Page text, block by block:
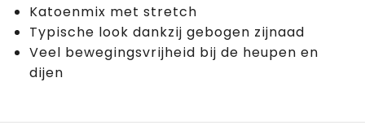
Katoenmix met stretch
Typische look dankzij gebogen zijnaad
Veel bewegingsvrijheid bij de heupen en
dijen